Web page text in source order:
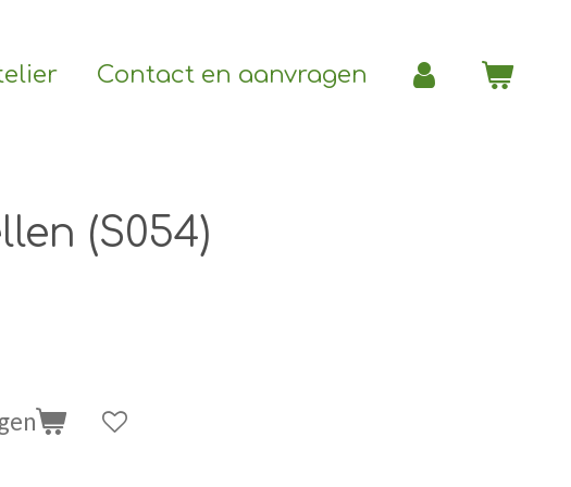
Contact en aanvragen
(S054)